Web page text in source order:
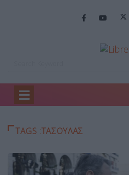
Home
TAGS :ΤΑΣΟΎΛΑΣ